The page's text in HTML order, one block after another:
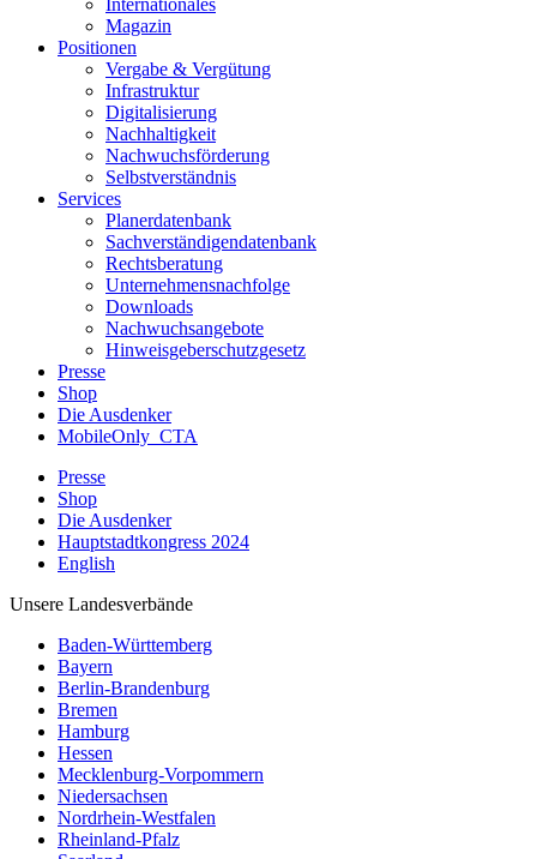
Magazin
Positionen
Vergabe & Vergütung
Infrastruktur
Digitalisierung
Nachhaltigkeit
Nachwuchsförderung
Selbstverständnis
Services
Planerdatenbank
Sachverständigendatenbank
Rechtsberatung
Unternehmensnachfolge
Downloads
Nachwuchsangebote
Hinweisgeberschutzgesetz
Presse
Shop
Die Ausdenker
MobileOnly_CTA
Presse
Shop
Die Ausdenker
Hauptstadtkongress 2024
English
Unsere Landesverbände
Baden-Württemberg
Bayern
Berlin-Brandenburg
Bremen
Hamburg
Hessen
Mecklenburg-Vorpommern
Niedersachsen
Nordrhein-Westfalen
Rheinland-Pfalz